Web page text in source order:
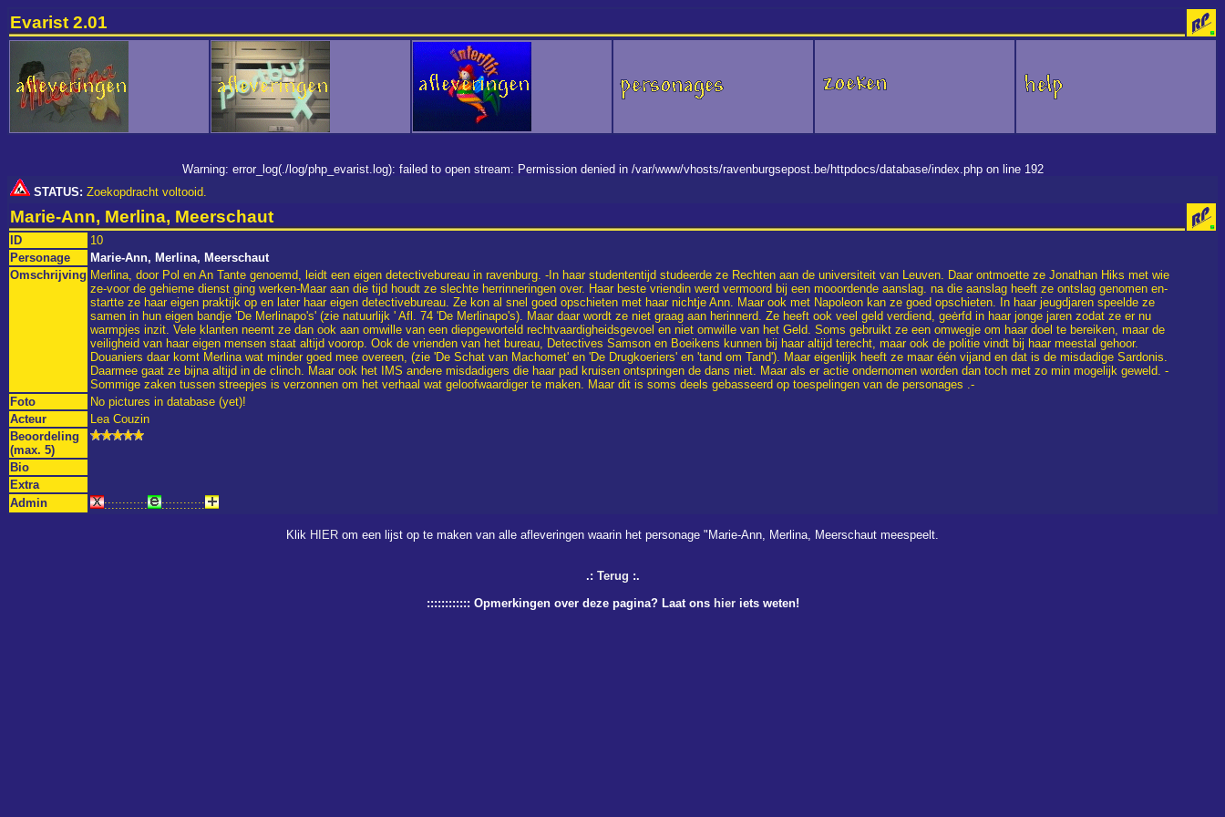
Evarist 2.01
Warning: error_log(./log/php_evarist.log): failed to open stream: Permission denied in /var/www/vhosts/ravenburgsepost.be/httpdocs/database/index.php on line 192
STATUS: Zoekopdracht voltooid.
Marie-Ann, Merlina, Meerschaut
ID
10
Personage
Marie-Ann, Merlina, Meerschaut
Omschrijving Merlina, door Pol en An Tante genoemd, leidt een eigen detectivebureau in ravenburg. -In haar studententijd studeerde ze Rechten aan de universiteit van Leuven. Daar ontmoette ze Jonathan Hiks met wie
ze-voor de gehieme dienst ging werken-Maar aan die tijd houdt ze slechte herrinneringen over. Haar beste vriendin werd vermoord bij een mooordende aanslag. na die aanslag heeft ze ontslag genomen en-
startte ze haar eigen praktijk op en later haar eigen detectivebureau. Ze kon al snel goed opschieten met haar nichtje Ann. Maar ook met Napoleon kan ze goed opschieten. In haar jeugdjaren speelde ze
samen in hun eigen bandje 'De Merlinapo's' (zie natuurlijk ' Afl. 74 'De Merlinapo's). Maar daar wordt ze niet graag aan herinnerd. Ze heeft ook veel geld verdiend, geėrfd in haar jonge jaren zodat ze er nu
warmpjes inzit. Vele klanten neemt ze dan ook aan omwille van een diepgeworteld rechtvaardigheidsgevoel en niet omwille van het Geld. Soms gebruikt ze een omwegje om haar doel te bereiken, maar de
veiligheid van haar eigen mensen staat altijd voorop. Ook de vrienden van het bureau, Detectives Samson en Boeikens kunnen bij haar altijd terecht, maar ook de politie vindt bij haar meestal gehoor.
Douaniers daar komt Merlina wat minder goed mee overeen, (zie 'De Schat van Machomet' en 'De Drugkoeriers' en 'tand om Tand'). Maar eigenlijk heeft ze maar één vijand en dat is de misdadige Sardonis.
Daarmee gaat ze bijna altijd in de clinch. Maar ook het IMS andere misdadigers die haar pad kruisen ontspringen de dans niet. Maar als er actie ondernomen worden dan toch met zo min mogelijk geweld. -
Sommige zaken tussen streepjes is verzonnen om het verhaal wat geloofwaardiger te maken. Maar dit is soms deels gebasseerd op toespelingen van de personages .-
Foto
No pictures in database (yet)!
Acteur
Lea Couzin
Beoordeling
(max. 5)
Bio
Extra
Admin
:::::::::::: ::::::::::::
Klik HIER om een lijst op te maken van alle afleveringen waarin het personage "Marie-Ann, Merlina, Meerschaut meespeelt.
.: Terug :.
:::::::::::: Opmerkingen over deze pagina? Laat ons hieriets weten!